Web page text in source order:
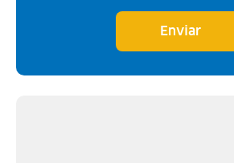
Enviar